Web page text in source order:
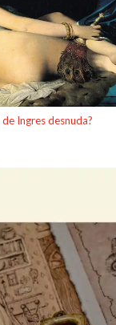
de Ingres desnuda?